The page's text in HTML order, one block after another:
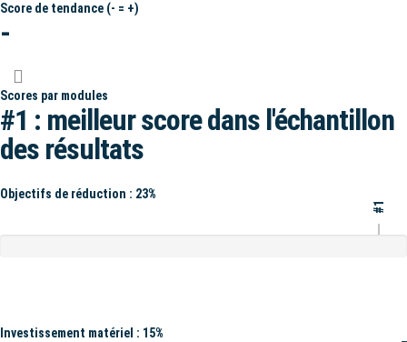
Score de tendance (- = +)
-
Scores par modules
#1 : meilleur score dans l'échantillon
des résultats
Objectifs de réduction : 23%
#1
Investissement matériel : 15%